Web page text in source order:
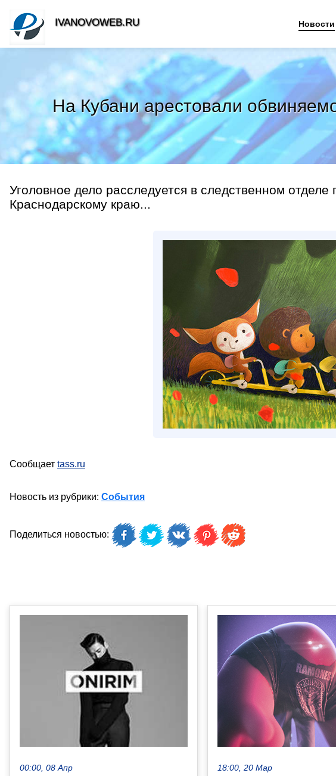
На Кубани арестовали
Уголовное дело расследуется в следственном
Краснодарскому краю...
Сообщает tass.ru
Новость из рубрики: События
Поделиться новостью:
00:00, 08 Апр 18:00, 20 Мар
IVANOVOWEB.RU Новости